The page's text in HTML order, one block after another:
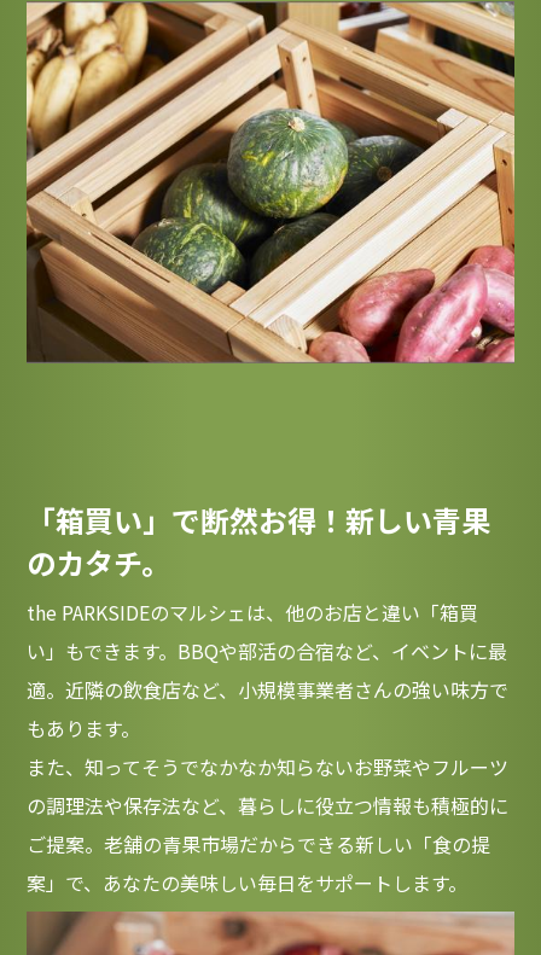
「箱買い」で断然お得！新しい青果
のカタチ。
the PARKSIDEのマルシェは、他のお店と違い「箱買
い」もできます。BBQや部活の合宿など、イベントに最
適。近隣の飲食店など、小規模事業者さんの強い味方で
もあります。
また、知ってそうでなかなか知らないお野菜やフルーツ
の調理法や保存法など、暮らしに役立つ情報も積極的に
ご提案。老舗の青果市場だからできる新しい「食の提
案」で、あなたの美味しい毎日をサポートします。